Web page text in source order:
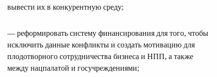
вывести их в конкурентную среду;
— реформировать систему финансирования для того, чтобы
исключить данные конфликты и создать мотивацию для
плодотворного сотрудничества бизнеса и НПП, а также
между нацпалатой и госучреждениями;